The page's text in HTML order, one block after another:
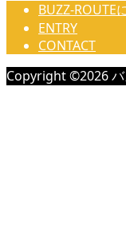
BUZZ-ROUTE
ENTRY
CONTACT
Copyright ©2026